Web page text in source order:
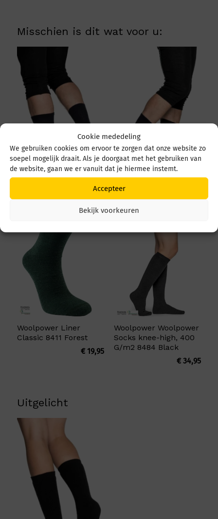
Cookie mededeling
We gebruiken cookies om ervoor te zorgen dat onze website zo
soepel mogelijk draait. Als je doorgaat met het gebruiken van
de website, gaan we er vanuit dat je hiermee instemt.
Accepteer
Bekijk voorkeuren
Misschien is dit wat voor u:
Woolpower Socks 200
€19,95
Woolpower Socks 200
Woolpower Liner
Classic 8411 Forest
€19,95
Woolpower Woolpower
Socks knee-high, 400
G/m2 8484 Black
€34,95
Uitgelicht